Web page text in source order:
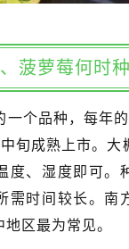
菠萝莓何时
一个品种，每年
旬成熟上市。大
度、湿度即可。
需时间较长。南
区最为常见。